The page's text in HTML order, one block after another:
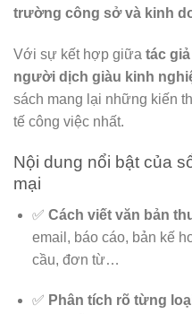
trường công sở và kinh
Với sự kết hợp giữa tác
người dịch giàu kinh
sách mang lại những kiến
tế công việc nhất.
Nội dung nổi bật của
mại
✅ Cách viết văn bản
email, báo cáo, bản kế
cầu, đơn từ…
✅ Phân tích rõ từng